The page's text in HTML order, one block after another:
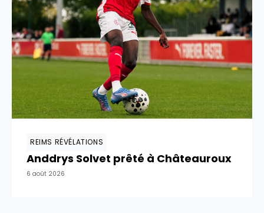
REIMS RÉVÉLATIONS
Anddrys Solvet prêté à Châteauroux
6 août 2026